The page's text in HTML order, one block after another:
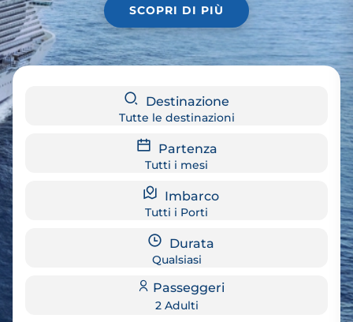
SCOPRI DI PIÙ
Destinazione
Tutte le destinazioni
Partenza
Tutti i mesi
Imbarco
Tutti i Porti
Durata
Qualsiasi
Passeggeri
2 Adulti